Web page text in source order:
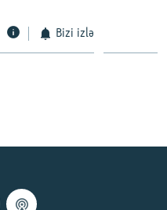
Bizi izlə